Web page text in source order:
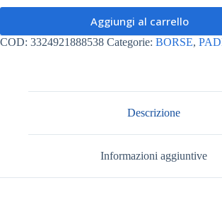
Aggiungi al carrello
COD: 3324921888538 Categorie: BORSE,
Descrizione
Informazioni aggiuntive